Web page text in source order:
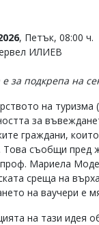
, Петък, 08:00 ч.
ИЛИЕВ
за подкрепа на
на
за
граждани,
Това съобщи пред
Мариела
среща на
на ваучери е
на тази идея